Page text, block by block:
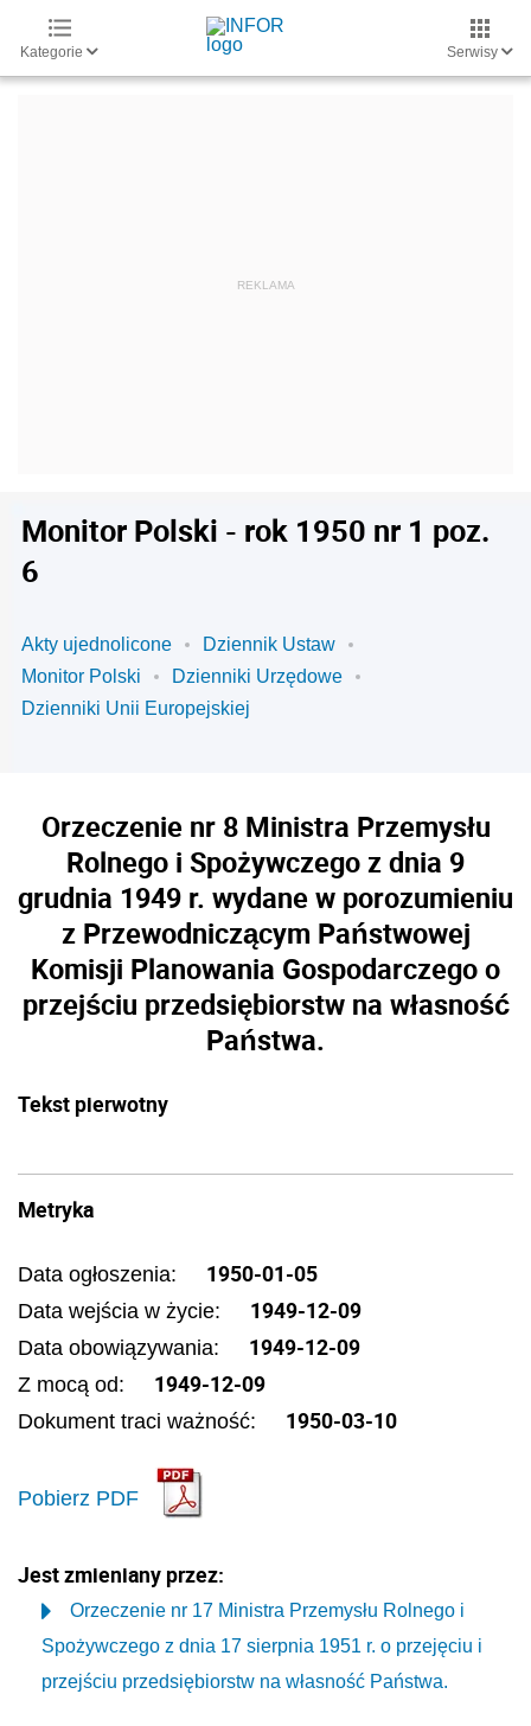
Kategorie Serwisy
Monitor Polski - rok 1950 nr 1 poz.
6
Akty ujednolicone
Dziennik Ustaw
Monitor Polski
Dzienniki Urzędowe
Dzienniki Unii Europejskiej
Orzeczenie nr 8 Ministra Przemysłu
Rolnego i Spożywczego z dnia 9
grudnia 1949 r. wydane w porozumieniu
z Przewodniczącym Państwowej
Komisji Planowania Gospodarczego o
przejściu przedsiębiorstw na własność
Państwa.
Tekst pierwotny
Metryka
Data ogłoszenia: 1950-01-05
Data wejścia w życie: 1949-12-09
Data obowiązywania: 1949-12-09
Z mocą od: 1949-12-09
Dokument traci ważność: 1950-03-10
Pobierz PDF
Jest zmieniany przez:
Orzeczenie nr 17 Ministra Przemysłu Rolnego i
Spożywczego z dnia 17 sierpnia 1951 r. o przejęciu i
przejściu przedsiębiorstw na własność Państwa.